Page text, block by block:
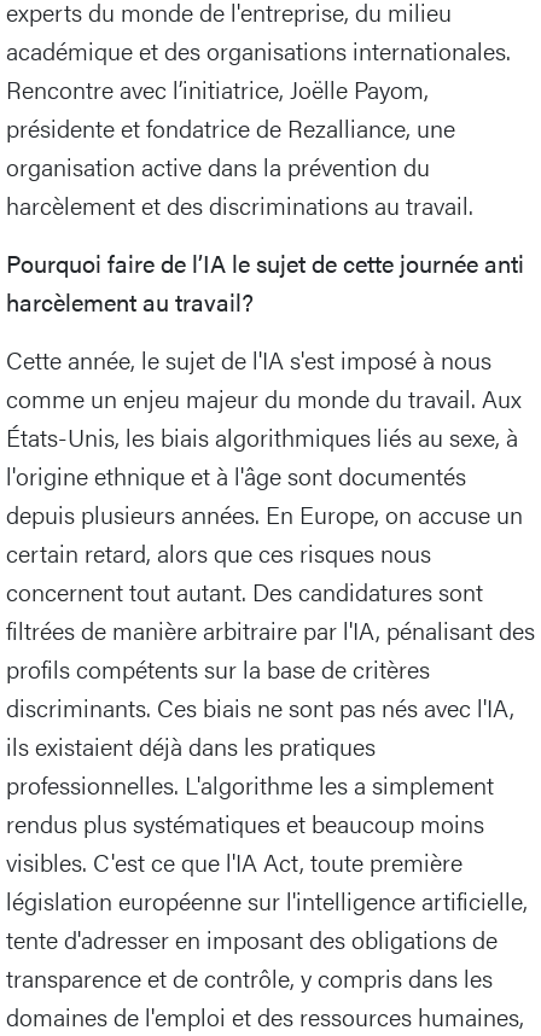
experts du monde de l'entreprise, du milieu
académique et des organisations internationales.
Rencontre avec l’initiatrice, Joëlle Payom,
présidente et fondatrice de Rezalliance, une
organisation active dans la prévention du
harcèlement et des discriminations au travail.
Pourquoi faire de l’IA le sujet de cette journée anti
harcèlement au travail?
Cette année, le sujet de l'IA s'est imposé à nous
comme un enjeu majeur du monde du travail. Aux
États-Unis, les biais algorithmiques liés au sexe, à
l'origine ethnique et à l'âge sont documentés
depuis plusieurs années. En Europe, on accuse un
certain retard, alors que ces risques nous
concernent tout autant. Des candidatures sont
filtrées de manière arbitraire par l'IA, pénalisant des
profils compétents sur la base de critères
discriminants. Ces biais ne sont pas nés avec l'IA,
ils existaient déjà dans les pratiques
professionnelles. L'algorithme les a simplement
rendus plus systématiques et beaucoup moins
visibles. C'est ce que l'IA Act, toute première
législation européenne sur l'intelligence artificielle,
tente d'adresser en imposant des obligations de
transparence et de contrôle, y compris dans les
domaines de l'emploi et des ressources humaines,